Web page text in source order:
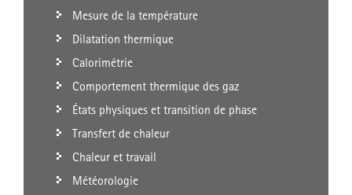
Mesure de la température
Dilatation thermique
Calorimétrie
Comportement thermique des gaz
États physiques et transition de phase
Transfert de chaleur
Chaleur et travail
Météorologie